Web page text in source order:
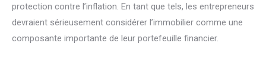
protection contre l’inflation. En tant que tels, les entrepreneurs
devraient sérieusement considérer l’immobilier comme une
composante importante de leur portefeuille financier.